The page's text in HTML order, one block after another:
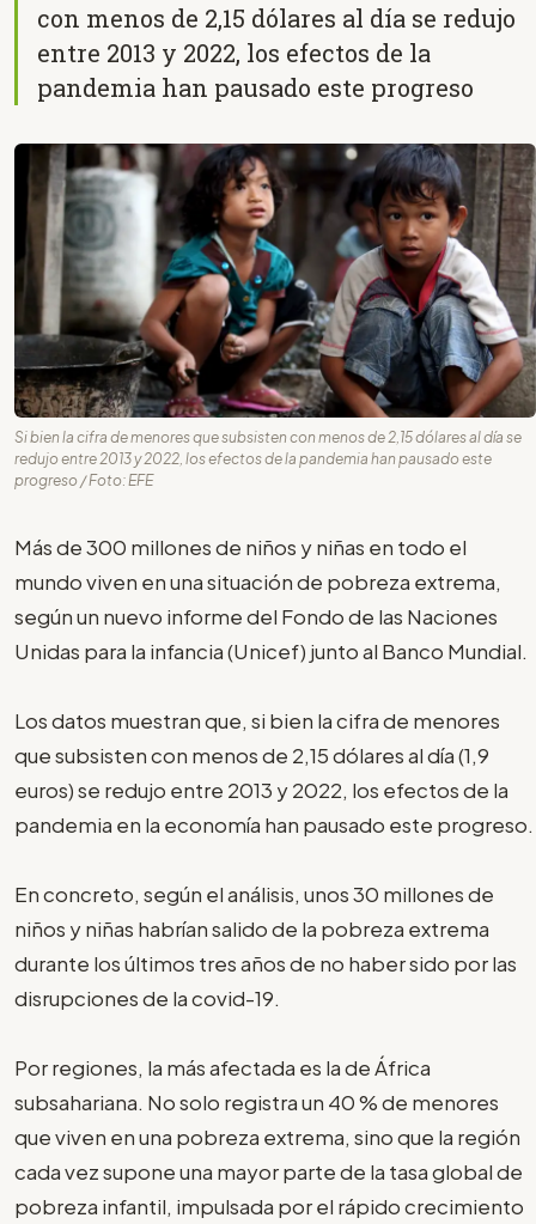
con menos de 2,15 dólares al día se redujo
entre 2013 y 2022, los efectos de la
pandemia han pausado este progreso
Si bien la cifra de menores que subsisten con menos de 2,15 dólares al día se
redujo entre 2013 y 2022, los efectos de la pandemia han pausado este
progreso / Foto: EFE
Más de 300 millones de niños y niñas en todo el
mundo viven en una situación de pobreza extrema,
según un nuevo informe del Fondo de las Naciones
Unidas para la infancia (Unicef) junto al Banco Mundial.
Los datos muestran que, si bien la cifra de menores
que subsisten con menos de 2,15 dólares al día (1,9
euros) se redujo entre 2013 y 2022, los efectos de la
pandemia en la economía han pausado este progreso.
En concreto, según el análisis, unos 30 millones de
niños y niñas habrían salido de la pobreza extrema
durante los últimos tres años de no haber sido por las
disrupciones de la covid-19.
Por regiones, la más afectada es la de África
subsahariana. No solo registra un 40 % de menores
que viven en una pobreza extrema, sino que la región
cada vez supone una mayor parte de la tasa global de
pobreza infantil, impulsada por el rápido crecimiento